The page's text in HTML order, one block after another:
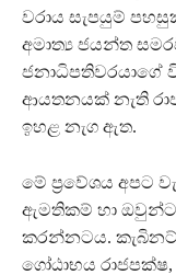
වරාය සැපයුම්
අමාත්‍ය ජයන්ත
ජනාධිපතිවරයාගේ
ආයතනයක් නැති
ඉහළ නැග ඇත.
මේ ප්‍රවේශය අපට
ඇමතිකම් හා ඔවුන්ට
කරන්නටය.
ගෝඨාභය